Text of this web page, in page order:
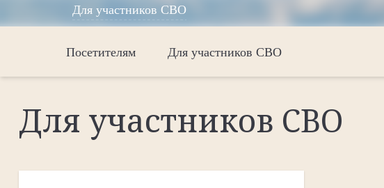
Для участников СВО
Посетителям Для участников СВО
Для участников СВО